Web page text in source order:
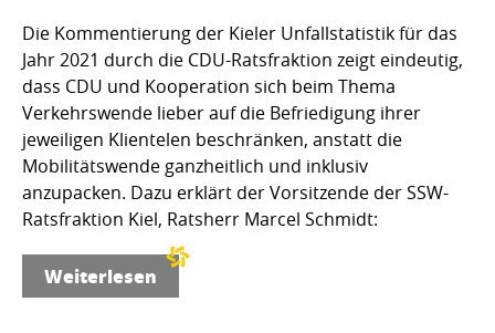
Die Kommentierung der Kieler Unfallstatistik für das
Jahr 2021 durch die CDU-Ratsfraktion zeigt eindeutig,
dass CDU und Kooperation sich beim Thema
Verkehrswende lieber auf die Befriedigung ihrer
jeweiligen Klientelen beschränken, anstatt die
Mobilitätswende ganzheitlich und inklusiv
anzupacken. Dazu erklärt der Vorsitzende der SSW-
Ratsfraktion Kiel, Ratsherr Marcel Schmidt:
Weiterlesen